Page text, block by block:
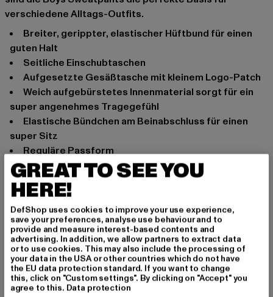
verschiedene Alltags-Outfits.
Breiter, gerippter, elastischer Hüftbund für einen
guten Halt
Seitliche Einschubtaschen
Aufgesetzte Gesäßtasche mit kleinem Logo-Patch
Weich aufgebürstetes Innenmaterial sorgt für ein
super angenehmes Tragegefühl
Elastische Bündchen am Beinabschluss für einen
super Sitz
Reguläre Passform
Anlass: Street, Alltag, Bequem, Chillen, Sportlich,
Freizeit, Lässig, Casual, Basic
Verschlussarten: Gummizug
Schnitt: Locker
Marke: Urban Classics
Kat.: Trousers - Sweat
Farbe: grau
Hersteller Farbe: charcoal
Materialzusammensetzung: 100% Baumwolle
GREAT TO SEE YOU
HERE!
DefShop uses cookies to improve your use experience,
save your preferences, analyse use behaviour and to
provide and measure interest-based contents and
advertising. In addition, we allow partners to extract data
or to use cookies. This may also include the processing of
your data in the USA or other countries which do not have
the EU data protection standard. If you want to change
this, click on "Custom settings". By clicking on "Accept" you
agree to this. Data protection